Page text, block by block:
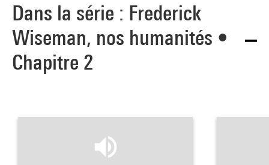
Dans la série : Frederick
Wiseman, nos humanités •
Chapitre 2